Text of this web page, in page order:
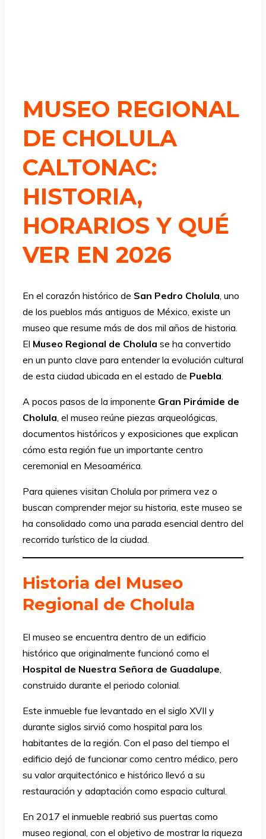
MUSEO REGIONAL
DE CHOLULA
CALTONAC:
HISTORIA,
HORARIOS Y QUÉ
VER EN 2026
En el corazón histórico de San Pedro Cholula, uno
de los pueblos más antiguos de México, existe un
museo que resume más de dos mil años de historia.
El Museo Regional de Cholula se ha convertido
en un punto clave para entender la evolución cultural
de esta ciudad ubicada en el estado de Puebla.
A pocos pasos de la imponente Gran Pirámide de
Cholula, el museo reúne piezas arqueológicas,
documentos históricos y exposiciones que explican
cómo esta región fue un importante centro
ceremonial en Mesoamérica.
Para quienes visitan Cholula por primera vez o
buscan comprender mejor su historia, este museo se
ha consolidado como una parada esencial dentro del
recorrido turístico de la ciudad.
Historia del Museo
Regional de Cholula
El museo se encuentra dentro de un edificio
histórico que originalmente funcionó como el
Hospital de Nuestra Señora de Guadalupe
construido durante el periodo colonial.
Este inmueble fue levantado en el siglo XVII y
durante siglos sirvió como hospital para los
habitantes de la región. Con el paso del tiempo el
edificio dejó de funcionar como centro médico, pero
su valor arquitectónico e histórico llevó a su
restauración y adaptación como espacio cultural.
En 2017 el inmueble reabrió sus puertas como
museo regional, con el objetivo de mostrar la riqueza